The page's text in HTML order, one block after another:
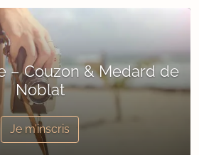
– Couzon & Medard de
Noblat
Je m’inscris